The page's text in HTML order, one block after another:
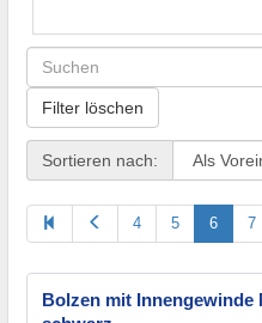
Filter löschen
Sortieren nach:
4 5 6 7
Bolzen mit Innengewinde